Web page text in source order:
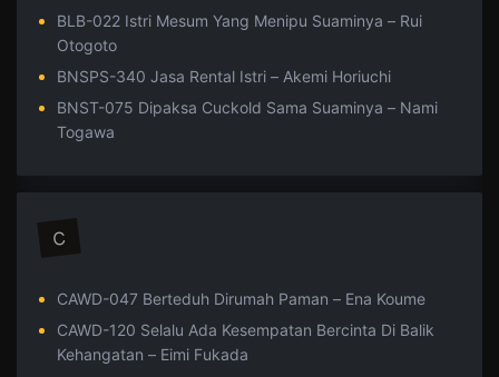
BLB-022 Istri Mesum Yang Menipu Suaminya – Rui
Otogoto
BNSPS-340 Jasa Rental Istri – Akemi Horiuchi
BNST-075 Dipaksa Cuckold Sama Suaminya – Nami
Togawa
C
CAWD-047 Berteduh Dirumah Paman – Ena Koume
CAWD-120 Selalu Ada Kesempatan Bercinta Di Balik
Kehangatan – Eimi Fukada